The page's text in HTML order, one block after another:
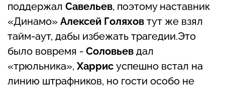
поддержал Савельев, поэтому наставник
«Динамо» Алексей Голяхов тут же взял
тайм-аут, дабы избежать трагедии.Это
было вовремя - Соловьев дал
«трюльника», Харрис успешно встал на
линию штрафников, но гости особо не